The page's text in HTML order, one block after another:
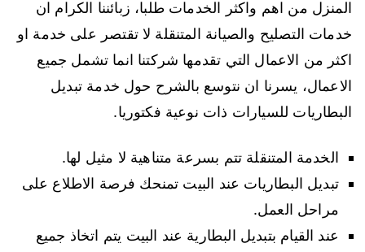
المنزل من اهم واكثر الخدمات طلبا، زبائننا الكرام ان
خدمات التصليح والصيانة المتنقلة لا تقتصر على خدمة او
اكثر من الاعمال التي تقدمها شركتنا انما تشمل جميع
الاعمال، يسرنا ان نتوسع بالشرح حول خدمة تبديل
البطاريات للسيارات ذات نوعية فكتوريا.
الخدمة المتنقلة تتم بسرعة متناهية لا مثيل لها.
تبديل البطاريات عند البيت تمنحك فرصة الاطلاع على
مراحل العمل.
عند القيام بتبديل البطارية عند البيت يتم اتخاذ جميع